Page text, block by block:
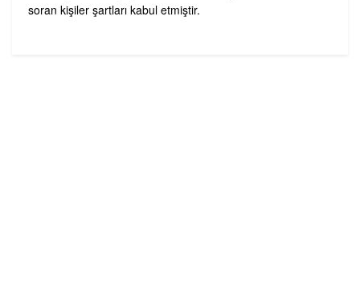
soran kişiler şartları kabul etmiştir.